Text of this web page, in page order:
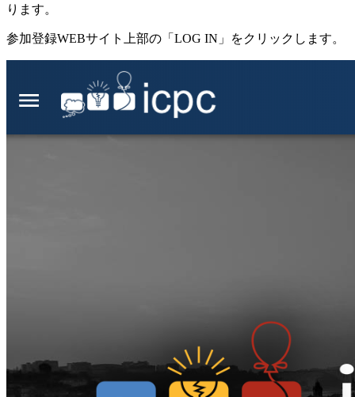
ります。
参加登録WEBサイト上部の「LOG IN」をクリックします。